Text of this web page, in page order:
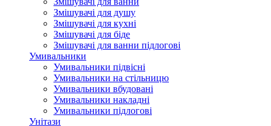
Змішувачі для душу
Змішувачі для кухні
Змішувачі для біде
Змішувачі для ванни підлогові
Умивальники
Умивальники підвісні
Умивальники на стільницю
Умивальники вбудовані
Умивальники накладні
Умивальники підлогові
Унітази